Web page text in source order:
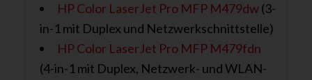
HP Color LaserJet Pro MFP M479dw(3-
in-1 mit Duplex und Netzwerkschnittstelle)
HP Color LaserJet Pro MFP M479fdn
(4-in-1 mit Duplex, Netzwerk- und WLAN-